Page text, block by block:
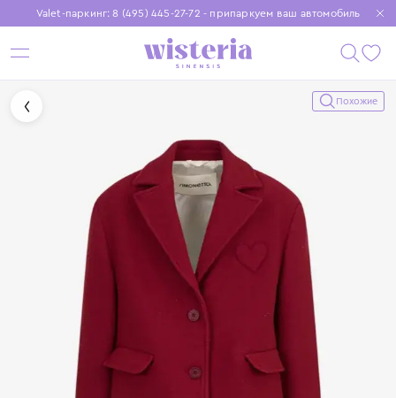
Valet-паркинг: 8 (495) 445-27-72 - припаркуем ваш автомобиль
Бесплатная доставка при заказе от 15 000 ₽
Установите приложение, чтобы покупки были еще удобнее
Похожие